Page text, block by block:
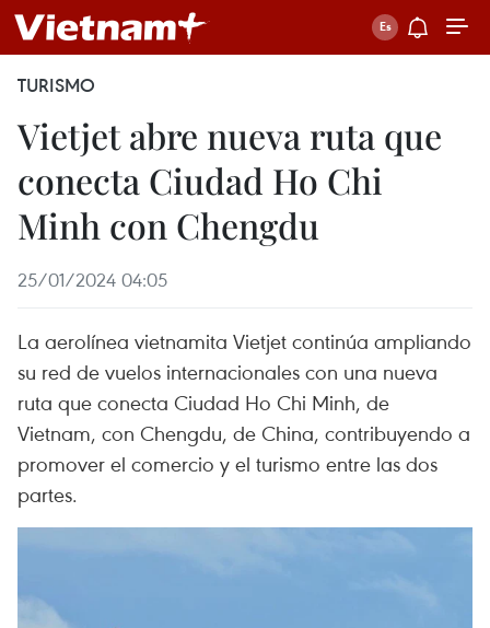
TURISMO
Vietjet abre nueva ruta que
conecta Ciudad Ho Chi
Minh con Chengdu
25/01/2024 04:05
La aerolínea vietnamita Vietjet continúa ampliando
su red de vuelos internacionales con una nueva
ruta que conecta Ciudad Ho Chi Minh, de
Vietnam, con Chengdu, de China, contribuyendo a
promover el comercio y el turismo entre las dos
partes.